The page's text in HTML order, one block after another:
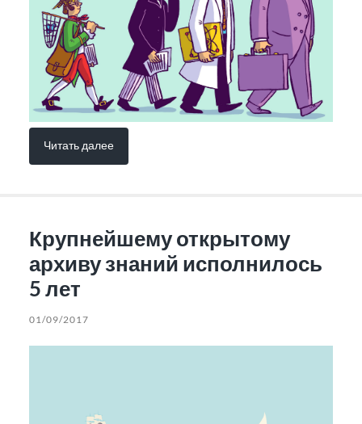
Читать далее
Крупнейшему открытому
архиву знаний исполнилось
5 лет
01/09/2017